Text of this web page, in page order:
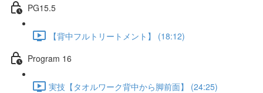
PG15.5
【背中フルトリートメント】 (18:12)
Program 16
実技【タオルワーク背中から脚前面】 (24:25)